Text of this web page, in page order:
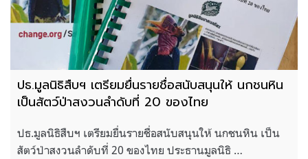
ปธ.มูลนิธิสืบฯ เตรียมยื่นรายชื่อสนับสนุนให้ นกชนหิน
เป็นสัตว์ป่าสงวนลำดับที่ 20 ของไทย
ปธ.มูลนิธิสืบฯ เตรียมยื่นรายชื่อสนับสนุนให้ นกชนหิน เป็น
สัตว์ป่าสงวนลำดับที่ 20 ของไทย ประธานมูลนิธิ …